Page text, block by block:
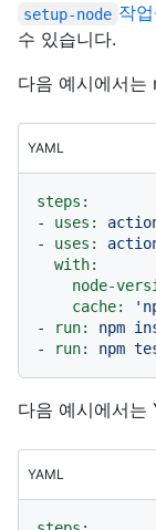
setup-node 작업
수 있습니다.
다음 예시에서는
YAML
steps:
-
uses:
-
uses:
with:
node-
cache:
-
run: npm
-
run: npm
다음 예시에서는
YAML